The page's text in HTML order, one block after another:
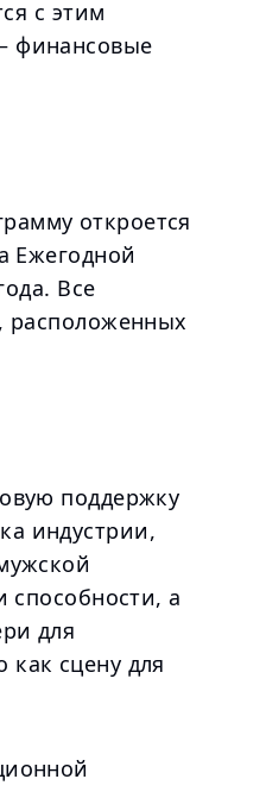
с этим
финансовые
откроется
Ежегодной
Все
расположенных
поддержку
индустрии,
способности, а
для
сцену для